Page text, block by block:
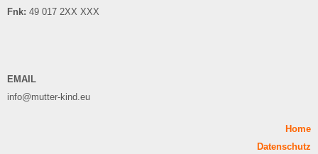
Fnk: 49 017 2XX XXX
EMAIL
info@mutter-kind.eu
Home
Datenschutz